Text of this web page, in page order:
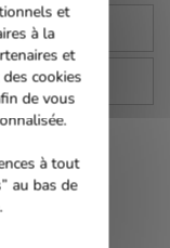
et
à la
et
cookies
de vous
à tout
au bas de